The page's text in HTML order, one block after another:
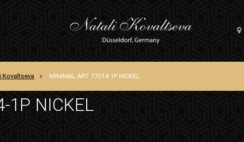
MINIMAL ART 77014-1P NICKEL
1P NICKEL